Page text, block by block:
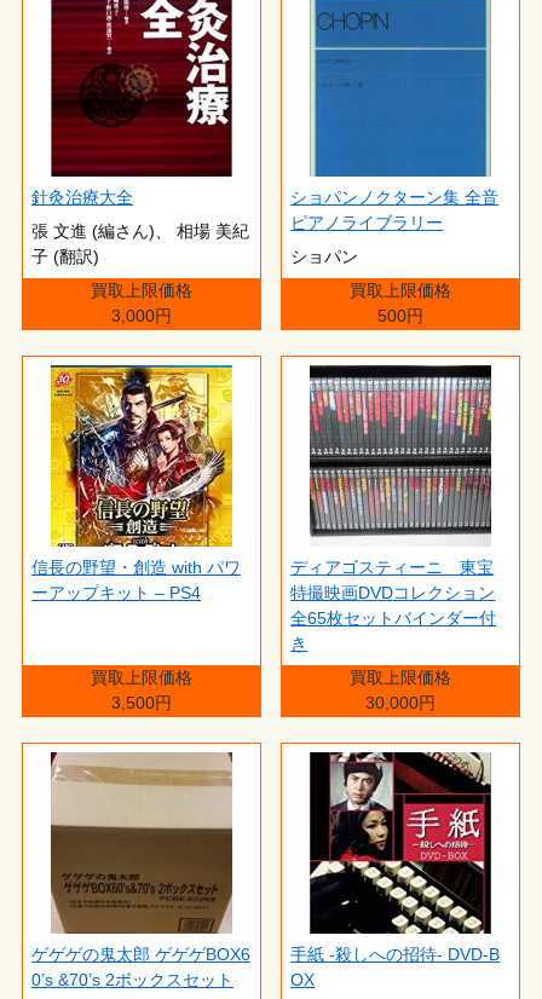
針灸治療大全
張 文進 (編さん)、 相場 美紀
子 (翻訳)
買取上限価格
3,000円
ショパンノクターン集 全音
ピアノライブラリー
ショパン
買取上限価格
500円
信長の野望・創造 with パワ
ーアップキット – PS4
買取上限価格
3,500円
ディアゴスティーニ 東宝
特撮映画DVDコレクション
全65枚セットバインダー付
き
買取上限価格
30,000円
ゲゲゲの鬼太郎 ゲゲゲBOX6
0’s &70’s 2ボックスセット
手紙 -殺しへの招待- DVD-B
OX